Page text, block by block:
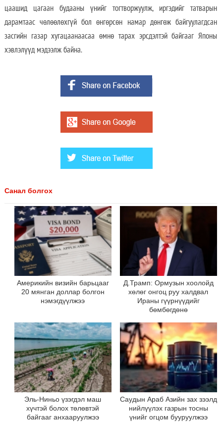
цаашид цагаан будааны үнийг тогтворжуулж, иргэдийг татварын
дарамтаас чөлөөлөхгүй бол өнгөрсөн намар дөнгөж байгуулагдсан
засгийн газар хугацаанаасаа өмнө тарах эрсдэлтэй байгааг Японы
хэвлэлүүд мэдээлж байна.
Санал болгох
Америкийн визийн барьцааг
20 мянган доллар болгон
нэмэгдүүлжээ
Д.Трамп: Ормузын хоолойд
хөлөг онгоц руу халдвал
Ираны гүүрнүүдийг
бөмбөгдөнө
Эль-Ниньо үзэгдэл маш
хүчтэй болох төлөвтэй
байгааг анхааруулжээ
Саудын Араб Азийн зах зээлд
нийлүүлэх газрын тосны
үнийг огцом бууруулжээ